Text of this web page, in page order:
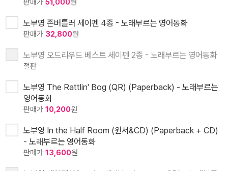
판매가 51,000원
노부영 존버틀러 세이펜 4종 - 노래부르는 영어동화
판매가 32,800원
노부영 오드리우드 베스트 세이펜 2종 - 노래부르는 영어동화
절판
노부영 The Rattlin' Bog (QR) (Paperback) - 노래부르는
영어동화
판매가 10,200원
노부영 In the Half Room (원서&CD) (Paperback + CD)
- 노래부르는 영어동화
판매가 13,600원